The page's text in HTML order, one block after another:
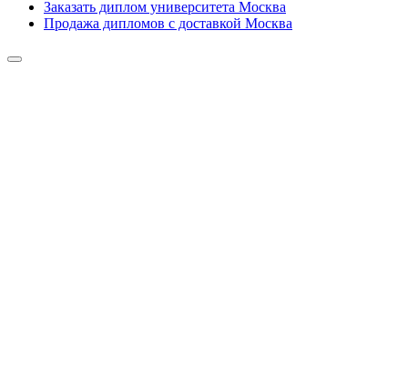
Заказать диплом университета Москва
Продажа дипломов с доставкой Москва